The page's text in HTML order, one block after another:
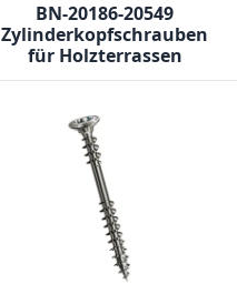
BN-20186-20549
Zylinderkopfschrauben
für Holzterrassen